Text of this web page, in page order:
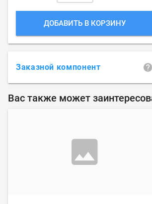
ДОБАВИТЬ В КОРЗИНУ
Заказной компонент
Вас также может